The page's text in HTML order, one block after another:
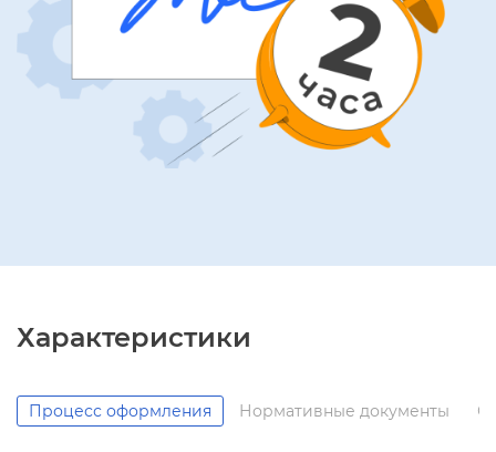
Характеристики
Процесс оформления Нормативные документы